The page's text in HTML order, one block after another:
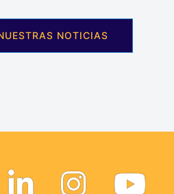
NOTICIAS
Linkedin Instagram